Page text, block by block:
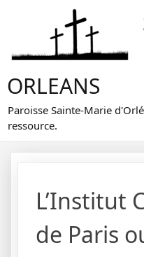
ORLEANS
Paroisse Sainte-Marie
ressource.
L’Institut
de Paris